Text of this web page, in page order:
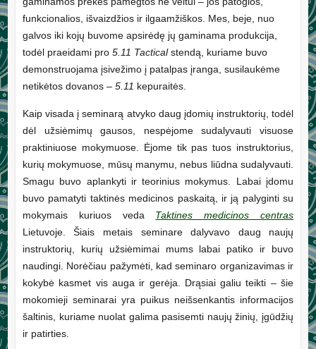
funkcionalios, išvaizdžios ir ilgaamžiškos. Mes, beje, nuo
galvos iki kojų buvome apsirėdę jų gaminama produkcija,
todėl praeidami pro 5.11 Tacticalstendą, kuriame buvo
demonstruojama įsivežimo į patalpas įranga, susilaukėme
netikėtos dovanos – 5.11 kepuraitės.
Kaip visada į seminarą atvyko daug įdomių instruktorių, todėl
dėl užsiėmimų gausos, nespėjome sudalyvauti visuose
praktiniuose mokymuose. Ėjome tik pas tuos instruktorius,
kurių mokymuose, mūsų manymu, nebus liūdna sudalyvauti.
Smagu buvo aplankyti ir teorinius mokymus. Labai įdomu
buvo pamatyti taktinės medicinos paskaitą, ir ją palyginti su
mokymais kuriuos veda Taktines medicinos centras
Lietuvoje. Šiais metais seminare dalyvavo daug naujų
instruktorių, kurių užsiėmimai mums labai patiko ir buvo
naudingi. Norėčiau pažymėti, kad seminaro organizavimas ir
kokybė kasmet vis auga ir gerėja. Drąsiai galiu teikti – šie
mokomieji seminarai yra puikus neišsenkantis informacijos
šaltinis, kuriame nuolat galima pasisemti naujų žinių, įgūdžių
ir patirties.